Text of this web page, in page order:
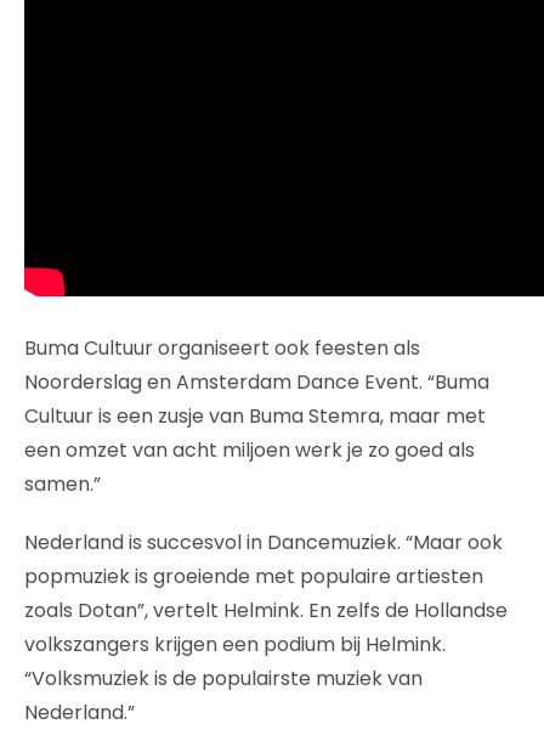
Buma Cultuur organiseert ook feesten als
Noorderslag en Amsterdam Dance Event. “Buma
Cultuur is een zusje van Buma Stemra, maar met
een omzet van acht miljoen werk je zo goed als
samen.”
Nederland is succesvol in Dancemuziek. “Maar ook
popmuziek is groeiende met populaire artiesten
zoals Dotan”, vertelt Helmink. En zelfs de Hollandse
volkszangers krijgen een podium bij Helmink.
“Volksmuziek is de populairste muziek van
Nederland.”